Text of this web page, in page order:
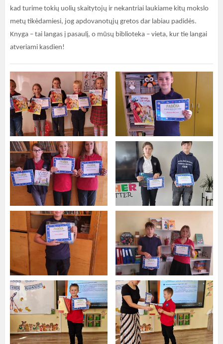
kad turime tokių uolių skaitytojų ir nekantriai laukiame kitų mokslo
metų tikėdamiesi, jog apdovanotųjų gretos dar labiau padidės.
Knyga – tai langas į pasaulį, o mūsų biblioteka – vieta, kur tie langai
atveriami kasdien!